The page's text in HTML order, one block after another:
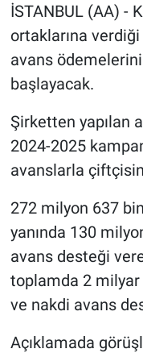
İSTANBUL (AA) -
ortaklarına
avans
başlayacak.
Şirketten yapılan
2024-2025
avanslarla
272 milyon 637
yanında 130
avans desteği
toplamda 2
ve nakdi avans
Açıklamada